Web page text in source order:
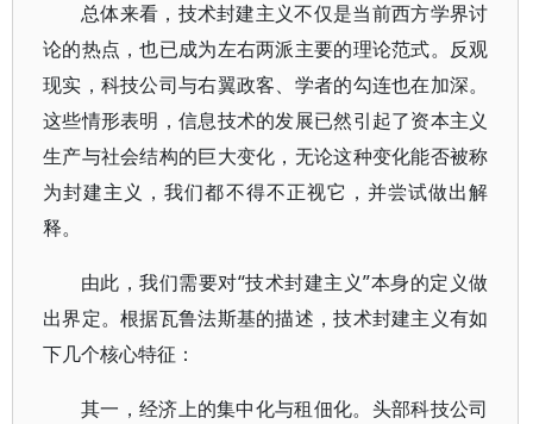
总体来看，技术封建主义不仅是当前西方学界讨
论的热点，也已成为左右两派主要的理论范式。反观
现实，科技公司与右翼政客、学者的勾连也在加深。
这些情形表明，信息技术的发展已然引起了资本主义
生产与社会结构的巨大变化，无论这种变化能否被称
为封建主义，我们都不得不正视它，并尝试做出解
释。
由此，我们需要对“技术封建主义”本身的定义做
出界定。根据瓦鲁法斯基的描述，技术封建主义有如
下几个核心特征：
其一，经济上的集中化与租佃化。头部科技公司